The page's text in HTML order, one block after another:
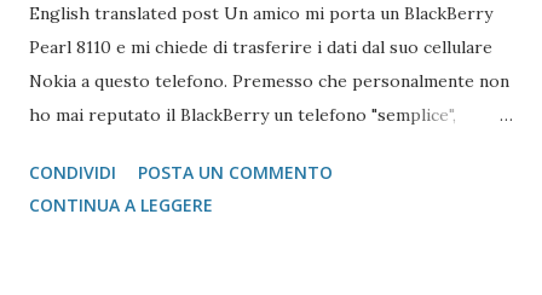
English translated post Un amico mi porta un BlackBerry
Pearl 8110 e mi chiede di trasferire i dati dal suo cellulare
Nokia a questo telefono. Premesso che personalmente non
ho mai reputato il BlackBerry un telefono "semplice",
l'idea di mandare i vcard via bluetooth (come si fa con quasi
tutti i Nokia e Samsung), l'unica alternativa è quella di
CONDIVIDI
POSTA UN COMMENTO
CONTINUA A LEGGERE